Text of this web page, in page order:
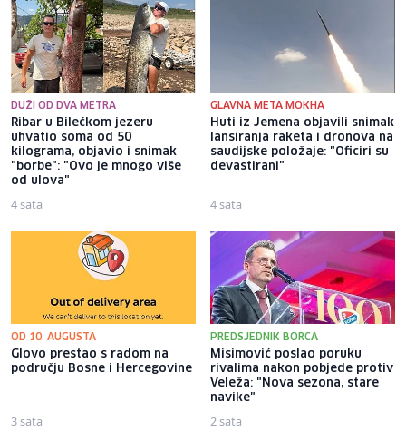
DUŽI OD DVA METRA
Ribar u Bilećkom jezeru
uhvatio soma od 50
kilograma, objavio i snimak
"borbe": "Ovo je mnogo više
od ulova"
4 sata
GLAVNA META MOKHA
Huti iz Jemena objavili snimak
lansiranja raketa i dronova na
saudijske položaje: "Oficiri su
devastirani"
4 sata
OD 10. AUGUSTA
Glovo prestao s radom na
području Bosne i Hercegovine
3 sata
PREDSJEDNIK BORCA
Misimović poslao poruku
rivalima nakon pobjede protiv
Veleža: "Nova sezona, stare
navike"
2 sata